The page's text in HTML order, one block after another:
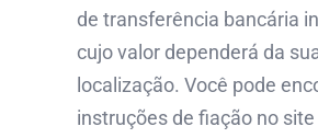
de transferência bancária
cujo valor dependerá da
localização. Você pode
instruções de fiação no